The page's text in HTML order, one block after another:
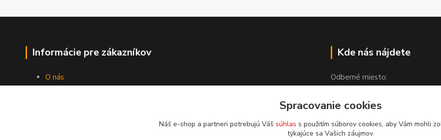
Informácie pre zákazníkov
O nás
Ako nakupovať
Kde nás nájdete
Odberné miesto:
Partizánska 1608
976 52 Čierny Balog
Spracovanie cookies
Náš e-shop a partneri potrebujú Váš súhlas s použitím súborov cookies, aby Vám mohli
týkajúce sa Vašich záujmov.